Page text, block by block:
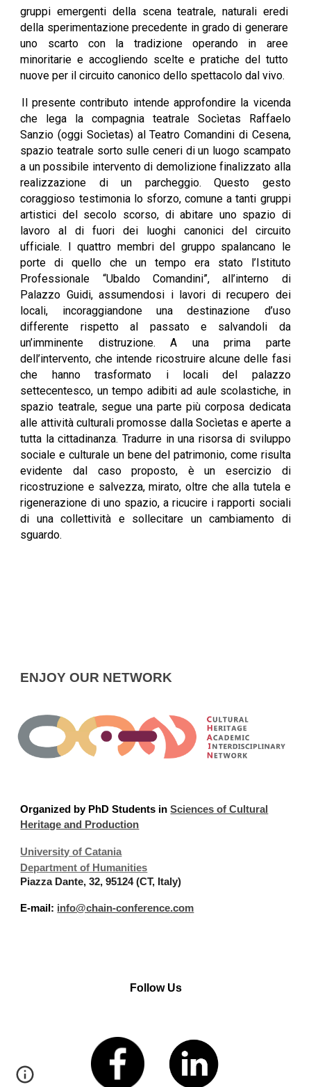
gruppi emergenti della scena teatrale, naturali eredi
della sperimentazione precedente in grado di generare
uno scarto con la tradizione operando in aree
minoritarie e accogliendo scelte e pratiche del tutto
nuove per il circuito canonico dello spettacolo dal vivo.
Il presente contributo intende approfondire la vicenda
che lega la compagnia teatrale Socìetas Raffaelo
Sanzio (oggi Socìetas) al Teatro Comandini di Cesena,
spazio teatrale sorto sulle ceneri di un luogo scampato
a un possibile intervento di demolizione finalizzato alla
realizzazione di un parcheggio. Questo gesto
coraggioso testimonia lo sforzo, comune a tanti gruppi
artistici del secolo scorso, di abitare uno spazio di
lavoro al di fuori dei luoghi canonici del circuito
ufficiale. I quattro membri del gruppo spalancano le
porte di quello che un tempo era stato l’Istituto
Professionale “Ubaldo Comandini”, all’interno di
Palazzo Guidi, assumendosi i lavori di recupero dei
locali, incoraggiandone una destinazione d’uso
differente rispetto al passato e salvandoli da
un’imminente distruzione. A una prima parte
dell’intervento, che intende ricostruire alcune delle fasi
che hanno trasformato i locali del palazzo
settecentesco, un tempo adibiti ad aule scolastiche, in
spazio teatrale, segue una parte più corposa dedicata
alle attività culturali promosse dalla Socìetas e aperte a
tutta la cittadinanza. Tradurre in una risorsa di sviluppo
sociale e culturale un bene del patrimonio, come risulta
evidente dal caso proposto, è un esercizio di
ricostruzione e salvezza, mirato, oltre che alla tutela e
rigenerazione di uno spazio, a ricucire i rapporti sociali
di una collettività e sollecitare un cambiamento di
sguardo.
ENJOY OUR NETWORK
Organized by PhD Students inSciences of Cultural
Heritage and Production
University of Catania
Department of Humanities
Piazza Dante, 32, 95124 (CT, Italy)
E-mail: info@chain-conference.com
Follow Us